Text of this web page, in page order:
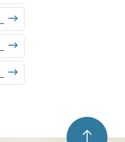
ペ
ー